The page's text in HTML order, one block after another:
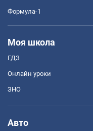
Формула-1
Моя школа
ГДЗ
Онлайн уроки
ЗНО
Авто